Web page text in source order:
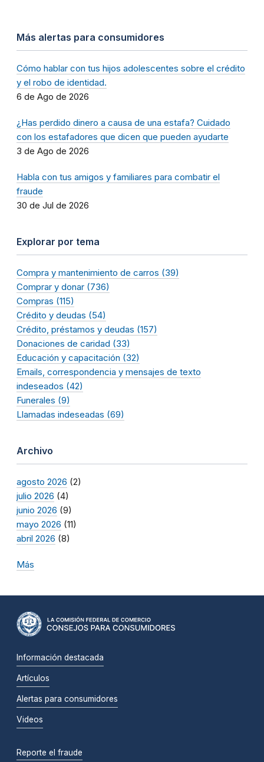
Más alertas para consumidores
Cómo hablar con tus hijos adolescentes sobre el crédito
y el robo de identidad.
6 de Ago de 2026
¿Has perdido dinero a causa de una estafa? Cuidado
con los estafadores que dicen que pueden ayudarte
3 de Ago de 2026
Habla con tus amigos y familiares para combatir el
fraude
30 de Jul de 2026
Explorar por tema
Compra y mantenimiento de carros (39)
Comprar y donar (736)
Compras (115)
Crédito y deudas (54)
Crédito, préstamos y deudas (157)
Donaciones de caridad (33)
Educación y capacitación (32)
Emails, correspondencia y mensajes de texto
indeseados (42)
Funerales (9)
Llamadas indeseadas (69)
Archivo
agosto 2026 (2)
julio 2026 (4)
junio 2026 (9)
mayo 2026 (11)
abril 2026 (8)
Más
Información destacada
Artículos
Alertas para consumidores
Videos
Reporte el fraude